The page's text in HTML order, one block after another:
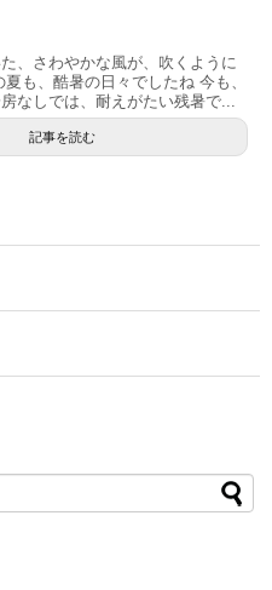
、さわやかな風が、吹くように
も、酷暑の日々でしたね 今も、
なしでは、耐えがたい残暑で...
記事を読む